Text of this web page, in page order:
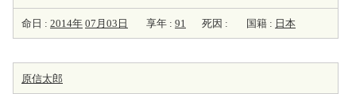
命日 : 2014年 07月03日 享年 : 91 死因 : 国籍 : 日本
原信太郎